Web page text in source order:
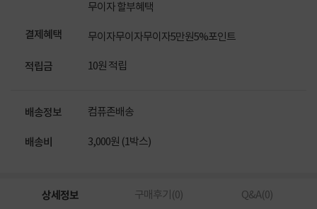
무이자 할부혜택
결제혜택 무이자무이자무이자5만원5%포인트
적립금 10원 적립
배송정보 컴퓨존배송
배송비 3,000원 (1박스)
상세정보 구매후기(0) Q&A(0)